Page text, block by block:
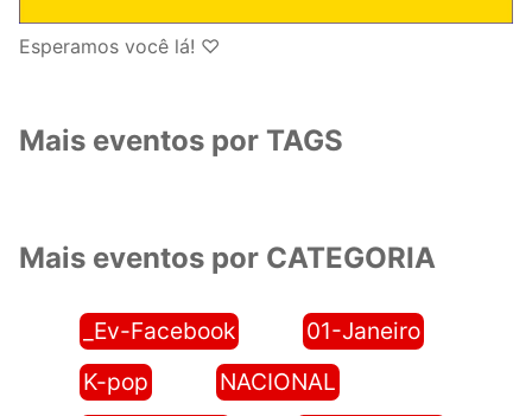
Esperamos você lá! ♡
Mais eventos por TAGS
Mais eventos por CATEGORIA
_Ev-Facebook
01-Janeiro
K-pop
NACIONAL